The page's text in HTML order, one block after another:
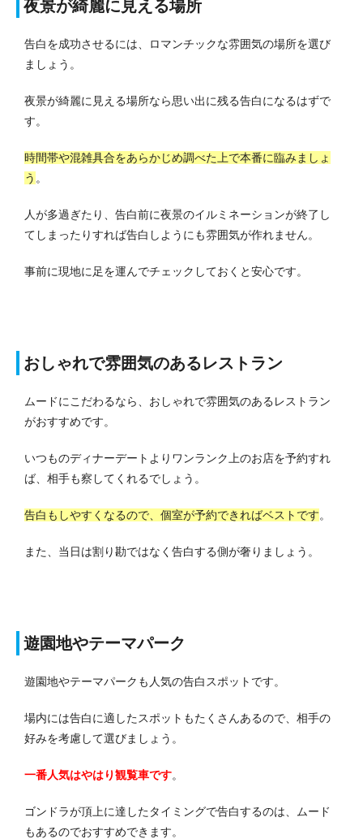
夜景が綺麗に見える場所
告白を成功させるには、ロマンチックな雰囲気の場所を選び
ましょう。
夜景が綺麗に見える場所なら思い出に残る告白になるはずで
す。
時間帯や混雑具合をあらかじめ調べた上で本番に臨みましょ
う 。
人が多過ぎたり、告白前に夜景のイルミネーションが終了し
てしまったりすれば告白しようにも雰囲気が作れません。
事前に現地に足を運んでチェックしておくと安心です。
おしゃれで雰囲気のあるレストラン
ムードにこだわるなら、おしゃれで雰囲気のあるレストラン
がおすすめです。
いつものディナーデートよりワンランク上のお店を予約すれ
ば、相手も察してくれるでしょう。
告白もしやすくなるので、個室が予約できればベストです。
また、当日は割り勘ではなく告白する側が奢りましょう。
遊園地やテーマパーク
遊園地やテーマパークも人気の告白スポットです。
場内には告白に適したスポットもたくさんあるので、相手の
好みを考慮して選びましょう。
一番人気はやはり観覧車です。
ゴンドラが頂上に達したタイミングで告白するのは、ムード
もあるのでおすすめできます。